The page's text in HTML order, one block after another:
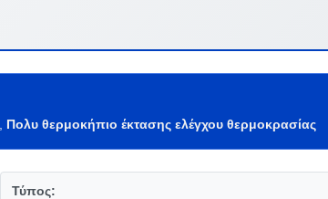
Πολυ θερμοκήπιο έκτασης ελέγχου θερμοκρασίας
Τύπος: